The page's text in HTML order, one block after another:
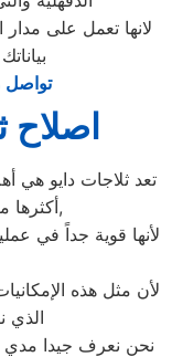
لانها تعمل على
تواصل
اصلاح
أكثرها مبيعاً بين بقية المنتجات الأخرى,
لأنها قوية جداً في
لأن مثل هذه
الذي
نحن نعرف جيدا مدي